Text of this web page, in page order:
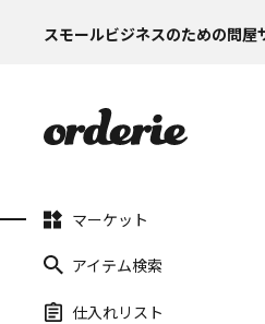
スモールビジネスのための問
マーケット
アイテム検索
仕入れリスト